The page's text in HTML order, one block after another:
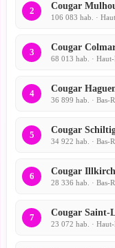
2 Cougar
106 083 hab. ·
3 Cougar
68 013 hab. ·
4 Cougar
36 899 hab. · Bas-
5 Cougar
34 922 hab. · Bas-
6 Cougar
28 336 hab. · Bas-
7 Cougar Saint-
23 072 hab. ·